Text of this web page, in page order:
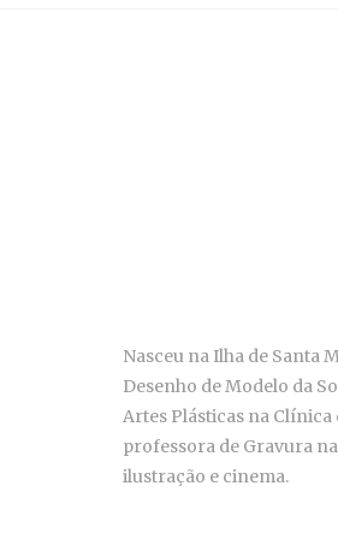
Nasceu na Ilha de Santa
Desenho de Modelo da
Artes Plásticas na
professora de Gravura
ilustração e cinema.